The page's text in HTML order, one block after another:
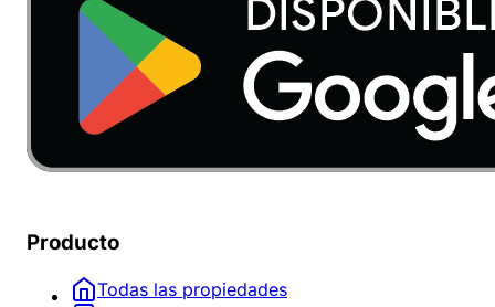
Producto
Todas las propiedades